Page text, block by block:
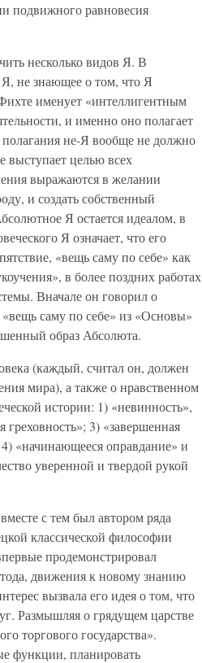
подвижного равновесия
несколько видов Я. В
не знающее о том, что Я
именует «интеллигентным
и именно оно полагает
не-Я вообще не должно
выступает целью всех
выражаются в желании
и создать собственный
Я остается идеалом, в
Я означает, что его
«вещь саму по себе» как
в более поздних работах
Вначале он говорил о
саму по себе» из «Основы»
образ Абсолюта.
(каждый, считал он, должен
мира), а также о нравственном
истории: 1) «невинность»,
3) «завершенная
«начинающееся оправдание» и
уверенной и твердой рукой
с тем был автором ряда
классической философии
продемонстрировал
движения к новому знанию
вызвала его идея о том, что
Размышляя о грядущем царстве
торгового государства».
функции, планировать